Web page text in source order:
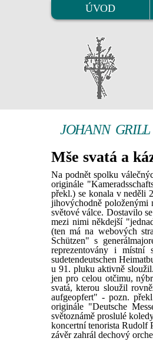
ÚVOD
JOHANN GRILL
Mše svatá a
Na podnět spolku
originále
překl.) se konala v neděli
jihovýchodně položenými
světové válce. Dostavilo
mezi nimi někdejší
(ten má na webových
Schützen" s
reprezentovány i místní
sudetendeutschen
u 91. pluku aktivně
jen pro celou otčimu,
svatá, kterou sloužil
aufgeopfert" - pozn.
originále "Deutsche
světoznámě proslulé
koncertní tenorista Rudolf
závěr zahrál dechový